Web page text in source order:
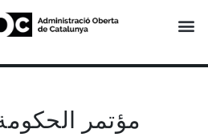
مؤتمر